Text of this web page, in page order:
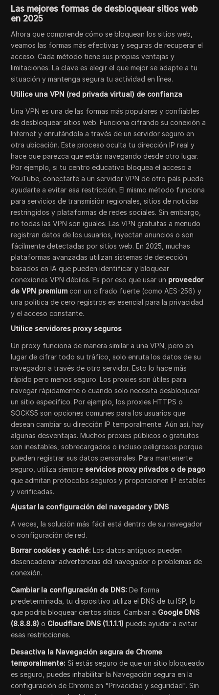
Las mejores formas de desbloquear sitios web
en 2025
Ahora que comprende cómo se bloquean los sitios web,
veamos las formas más efectivas y seguras de recuperar el
acceso. Cada método tiene sus propias ventajas y
limitaciones. La clave es elegir el que mejor se adapte a tu
situación y mantenga segura tu actividad en línea.
Utilice una VPN (red privada virtual) de confianza
Una VPN es una de las formas más populares y confiables
de desbloquear sitios web. Funciona cifrando su conexión a
Internet y enrutándola a través de un servidor seguro en
otra ubicación. Este proceso oculta tu dirección IP real y
hace que parezca que estás navegando desde otro lugar.
Por ejemplo, si tu centro educativo bloquea el acceso a
YouTube, conectarte a un servidor VPN de otro país puede
ayudarte a evitar esa restricción. El mismo método funciona
para servicios de transmisión regionales, sitios de noticias
restringidos y plataformas de redes sociales. Sin embargo,
no todas las VPN son iguales. Las VPN gratuitas a menudo
registran datos de los usuarios, inyectan anuncios o son
fácilmente detectadas por sitios web. En 2025, muchas
plataformas avanzadas utilizan sistemas de detección
basados en IA que pueden identificar y bloquear
conexiones VPN débiles. Es por eso que usar un proveedor
de VPN premium con un cifrado fuerte (como AES-256) y
una política de cero registros es esencial para la privacidad
y el acceso constante.
Utilice servidores proxy seguros
Un proxy funciona de manera similar a una VPN, pero en
lugar de cifrar todo su tráfico, solo enruta los datos de su
navegador a través de otro servidor. Esto lo hace más
rápido pero menos seguro. Los proxies son útiles para
navegar rápidamente o cuando solo necesita desbloquear
un sitio específico. Por ejemplo, los proxies HTTPS o
SOCKS5 son opciones comunes para los usuarios que
desean cambiar su dirección IP temporalmente. Aún así, hay
algunas desventajas. Muchos proxies públicos o gratuitos
son inestables, sobrecargados o incluso peligrosos porque
pueden registrar sus datos personales. Para mantenerte
seguro, utiliza siempre servicios proxy privados o de pago
que admitan protocolos seguros y proporcionen IP estables
y verificadas.
Ajustar la configuración del navegador y DNS
A veces, la solución más fácil está dentro de su navegador
o configuración de red.
Borrar cookies y caché: Los datos antiguos pueden
desencadenar advertencias del navegador o problemas de
conexión.
Cambiar la configuración de DNS: De forma
predeterminada, tu dispositivo utiliza el DNS de tu ISP, lo
que podría bloquear ciertos sitios. Cambiar a Google DNS
(8.8.8.8) o Cloudflare DNS (1.1.1.1) puede ayudar a evitar
esas restricciones.
Desactiva la Navegación segura de Chrome
temporalmente: Si estás seguro de que un sitio bloqueado
es seguro, puedes inhabilitar la Navegación segura en la
configuración de Chrome en "Privacidad y seguridad". Sin